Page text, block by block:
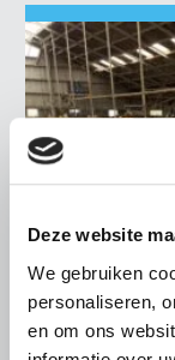
Deze website
We gebruiken
personaliseren,
en om ons